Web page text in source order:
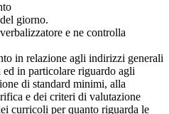
giorno.
e ne controlla
in relazione agli indirizzi generali
in particolare riguardo agli
di standard minimi, alla
e dei criteri di valutazione
curricoli per quanto riguarda le